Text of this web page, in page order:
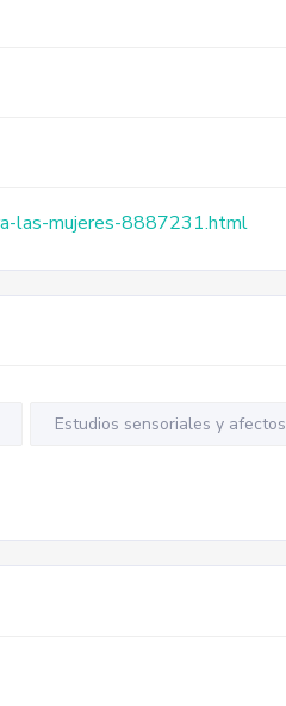
las-mujeres-8887231.html
Estudios sensoriales y afectos